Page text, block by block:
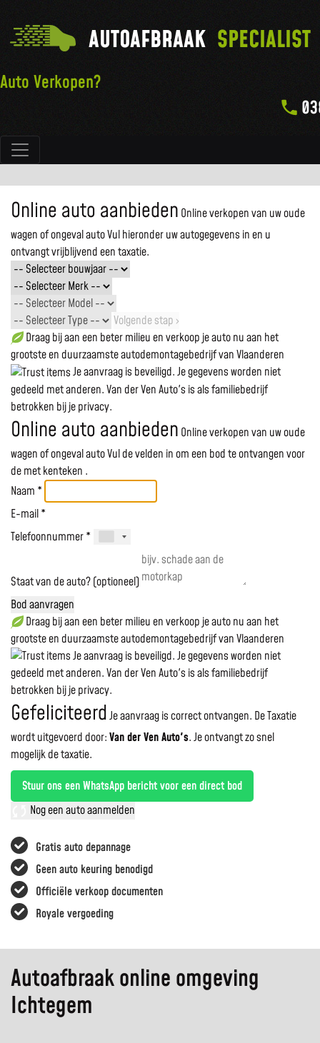
Hoofdnavigatie
AUTOAFBRAAK SPECIALIST
Auto Verkopen?
Gratis auto depannage
Geen auto keuring benodigd
Officiële verkoop documenten
Royale vergoeding
Online auto aanbieden Online verkopen van uw oude
wagen of ongeval autoVul hieronder uw autogegevens in en u
ontvangt vrijblijvend een taxatie.
Volgende stap ›
Draag bij aan een beter milieu en verkoop je auto nu aan het
grootste en duurzaamste autodemontagebedrijf van Vlaanderen
Je aanvraag is beveiligd. Je gegevens worden niet
gedeeld met anderen. Van der Ven Auto's is als familiebedrijf
betrokken bij je privacy.
Online auto aanbieden Online verkopen van uw oude
wagen of ongeval autoVul de velden in om een bod te ontvangen voor
demet kenteken .
Naam *
E-mail *
Telefoonnummer *
Staat van de auto? (optioneel)
Bod aanvragen
Draag bij aan een beter milieu en verkoop je auto nu aan het
grootste en duurzaamste autodemontagebedrijf van Vlaanderen
Je aanvraag is beveiligd. Je gegevens worden niet
gedeeld met anderen. Van der Ven Auto's is als familiebedrijf
betrokken bij je privacy.
GefeliciteerdJe aanvraag is correct ontvangen. De Taxatie
wordt uitgevoerd door:Van der Ven Auto's.Je ontvangt zo snel
mogelijk de taxatie.
Stuur ons een WhatsApp bericht voor een direct bod
Nog een auto aanmelden
Autoafbraak online omgeving
Ichtegem